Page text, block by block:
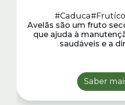
#Caduca
Avelãs são um fruto
que ajuda à
saudáveis e a
Saber